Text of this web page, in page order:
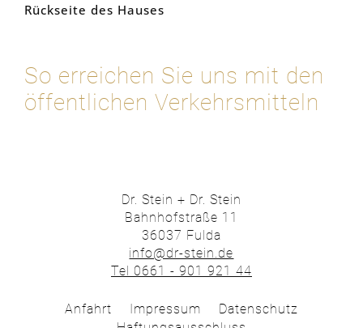
Rückseite des Hauses
So erreichen Sie uns mit den
öffentlichen Verkehrsmitteln
Dr. Stein + Dr. Stein
Bahnhofstraße 11
36037 Fulda
info@dr-stein.de
Tel 0661 - 901 921 44
Anfahrt Impressum
Datenschutz